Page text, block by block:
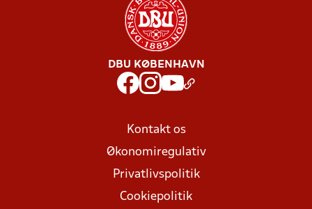
DBU KØBENHAVN
Kontakt os
Økonomiregulativ
Privatlivspolitik
Cookiepolitik